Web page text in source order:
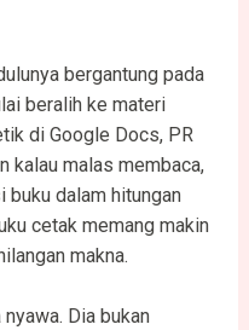
bergantung pada
beralih ke materi
di Google Docs, PR
kalau malas membaca,
buku dalam hitungan
cetak memang makin
makna.
Dia bukan